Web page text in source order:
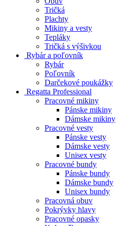
Tričká
Plachty
Mikiny a vesty
Tepláky
Tričká s výšivkou
Rybár a poľovník
Rybár
Poľovník
Darčekové poukážky
Regatta Professional
Pracovné mikiny
Pánske mikiny
Dámske mikiny
Pracovné vesty
Pánske vesty
Dámske vesty
Unisex vesty
Pracovné bundy
Pánske bundy
Dámske bundy
Unisex bundy
Pracovná obuv
Pokrývky hlavy
Pracovné opasky